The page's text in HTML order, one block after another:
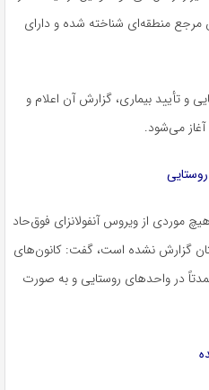
مرجع منطقه‌ای شناخته شده و دارای
و تأیید بیماری، گزارش آن اعلام و
آغاز می‌شود.
موردی از ویروس آنفولانزای فوق‌حاد
گزارش نشده است، گفت: کانون‌های
در واحدهای روستایی و به صورت